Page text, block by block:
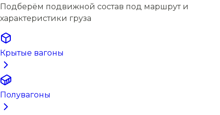
Подберём подвижной состав под маршрут и
характеристики груза
Крытые вагоны
Полувагоны